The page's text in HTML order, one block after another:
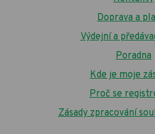
Doprava a
Výdejní a
Poradna
Kde je moje
Proč se
Zásady zpracování